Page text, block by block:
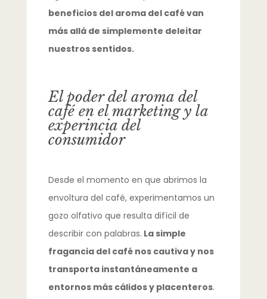
beneficios del aroma del café van
más allá de simplemente deleitar
nuestros sentidos.
El poder del aroma del
café en el marketing y la
experincia del
consumidor
Desde el momento en que abrimos la
envoltura del café, experimentamos un
gozo olfativo que resulta difícil de
describir con palabras. La simple
fragancia del café nos cautiva y nos
transporta instantáneamente a
entornos más cálidos y placenteros.